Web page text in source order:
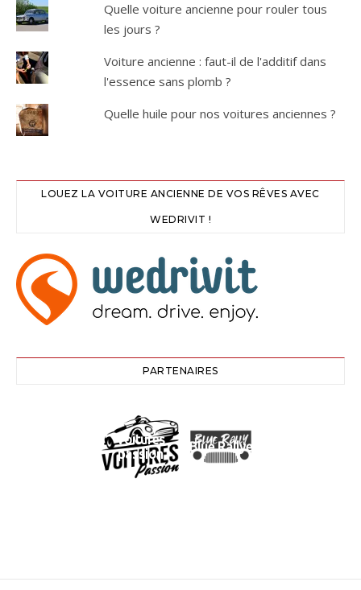
Quelle voiture ancienne pour rouler tous
les jours ?
Voiture ancienne : faut-il de l'additif dans
l'essence sans plomb ?
Quelle huile pour nos voitures anciennes ?
LOUEZ LA VOITURE ANCIENNE DE VOS RÊVES AVEC
WEDRIVIT !
PARTENAIRES
Voitures
passion
Blue Rallye